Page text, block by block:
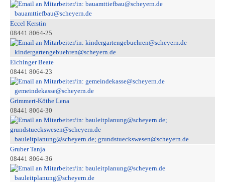
bauamttiefbau@scheyern.de
Eccel Kerstin
08441 8064-25
kindergartengebuehren@scheyern.de
Eichinger Beate
08441 8064-23
gemeindekasse@scheyern.de
Grimmert-Köthe Lena
08441 8064-30
bauleitplanung@scheyern.de; grundstueckswesen@scheyern.de
Gruber Tanja
08441 8064-36
bauleitplanung@scheyern.de